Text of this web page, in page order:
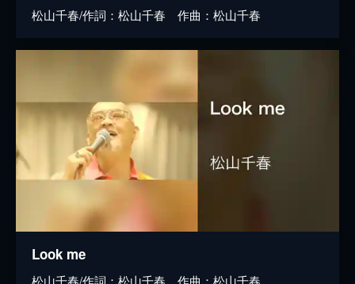
松山千春/作詞：松山千春 作曲：松山千春
Look me